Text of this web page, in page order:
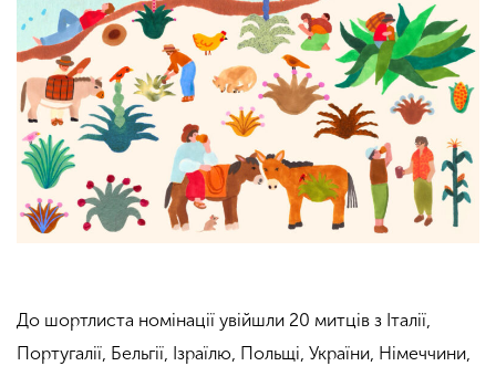
До шортлиста номінації увійшли 20 митців з Італії,
Португалії, Бельгії, Ізраїлю, Польщі, України, Німеччини,